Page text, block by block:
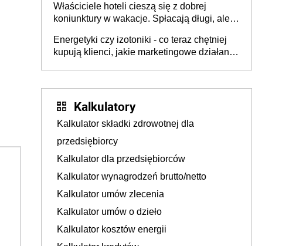
tam, gdzie wielu spędzi urlop po cichu
Właściciele hoteli cieszą się z dobrej
koniunktury w wakacje. Spłacają długi, ale
Energetyki czy izotoniki - co teraz chętniej
kupują klienci, jakie marketingowe działania
Kalkulatory
Kalkulator składki zdrowotnej dla
przedsiębiorcy
Kalkulator dla przedsiębiorców
Kalkulator wynagrodzeń brutto/netto
Kalkulator umów zlecenia
Kalkulator umów o dzieło
Kalkulator kosztów energii